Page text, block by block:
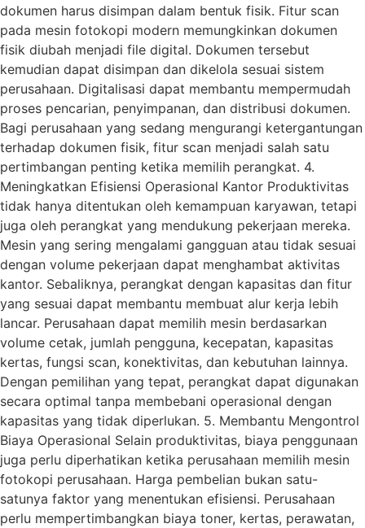
dokumen harus disimpan dalam bentuk fisik. Fitur scan
pada mesin fotokopi modern memungkinkan dokumen
fisik diubah menjadi file digital. Dokumen tersebut
kemudian dapat disimpan dan dikelola sesuai sistem
perusahaan. Digitalisasi dapat membantu mempermudah
proses pencarian, penyimpanan, dan distribusi dokumen.
Bagi perusahaan yang sedang mengurangi ketergantungan
terhadap dokumen fisik, fitur scan menjadi salah satu
pertimbangan penting ketika memilih perangkat. 4.
Meningkatkan Efisiensi Operasional Kantor Produktivitas
tidak hanya ditentukan oleh kemampuan karyawan, tetapi
juga oleh perangkat yang mendukung pekerjaan mereka.
Mesin yang sering mengalami gangguan atau tidak sesuai
dengan volume pekerjaan dapat menghambat aktivitas
kantor. Sebaliknya, perangkat dengan kapasitas dan fitur
yang sesuai dapat membantu membuat alur kerja lebih
lancar. Perusahaan dapat memilih mesin berdasarkan
volume cetak, jumlah pengguna, kecepatan, kapasitas
kertas, fungsi scan, konektivitas, dan kebutuhan lainnya.
Dengan pemilihan yang tepat, perangkat dapat digunakan
secara optimal tanpa membebani operasional dengan
kapasitas yang tidak diperlukan. 5. Membantu Mengontrol
Biaya Operasional Selain produktivitas, biaya penggunaan
juga perlu diperhatikan ketika perusahaan memilih mesin
fotokopi perusahaan. Harga pembelian bukan satu-
satunya faktor yang menentukan efisiensi. Perusahaan
perlu mempertimbangkan biaya toner, kertas, perawatan,